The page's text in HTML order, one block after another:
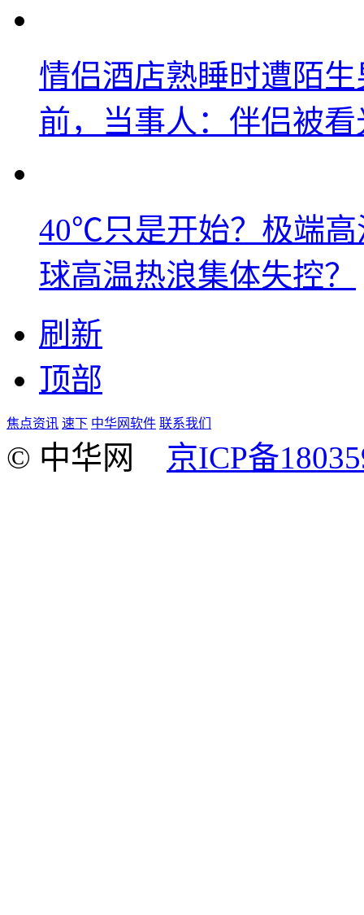
情侣酒店熟睡时遭陌
前，当事人：伴侣被看
40℃只是开始？极端
球高温热浪集体失控？
刷新
顶部
焦点资讯 速下 中华网软件 联系我们
© 中华网 京ICP备